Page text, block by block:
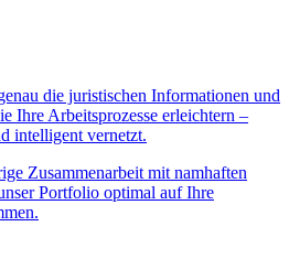
die juristischen Informationen und
Ihre Arbeitsprozesse erleichtern –
intelligent vernetzt.
Zusammenarbeit mit namhaften
Portfolio optimal auf Ihre